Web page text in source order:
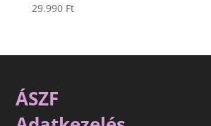
29.990 Ft
ÁSZF